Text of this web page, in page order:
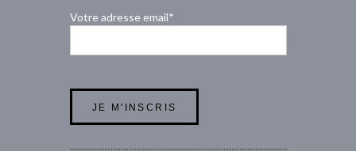
Votre adresse email*